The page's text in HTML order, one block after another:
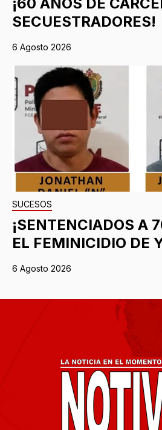
¡60 AÑOS DE
SECUESTRADORES!
6 Agosto 2026
SUCESOS
¡SENTENCIADOS A
EL FEMINICIDIO DE
6 Agosto 2026